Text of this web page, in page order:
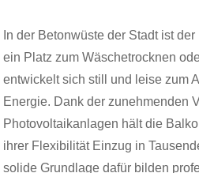
In der Betonwüste der Stadt ist
ein Platz zum Wäschetrocknen
entwickelt sich still und leise zum
Energie. Dank der zunehmenden
Photovoltaikanlagen hält die
ihrer Flexibilität Einzug in
solide Grundlage dafür bilden